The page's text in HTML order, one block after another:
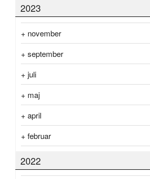
2023
+ november
+ september
+ juli
+ maj
+ april
+ februar
2022